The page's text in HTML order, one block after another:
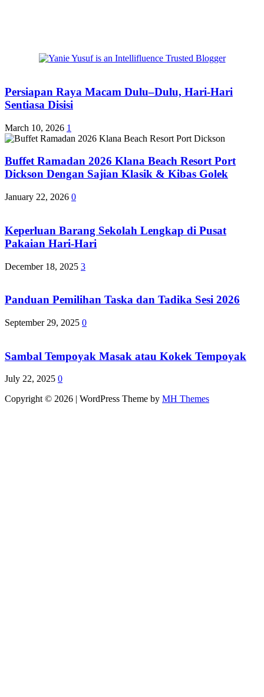
Persiapan Raya Macam Dulu–Dulu, Hari-Hari
Sentiasa Disisi
March 10, 2026 1
Buffet Ramadan 2026 Klana Beach Resort Port
Dickson Dengan Sajian Klasik & Kibas Golek
January 22, 2026 0
Keperluan Barang Sekolah Lengkap di Pusat
Pakaian Hari-Hari
December 18, 2025 3
Panduan Pemilihan Taska dan Tadika Sesi 2026
September 29, 2025 0
Sambal Tempoyak Masak atau Kokek Tempoyak
July 22, 2025 0
Copyright © 2026 | WordPress Theme by MH Themes